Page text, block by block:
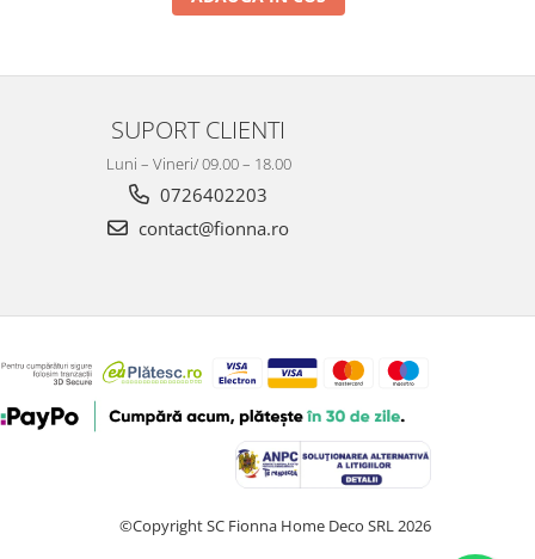
SUPORT CLIENTI
Luni – Vineri/ 09.00 – 18.00
0726402203
contact@fionna.ro
©Copyright SC Fionna Home Deco SRL 2026